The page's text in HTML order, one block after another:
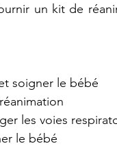
un kit de
soigner le bébé
les voies
le bébé